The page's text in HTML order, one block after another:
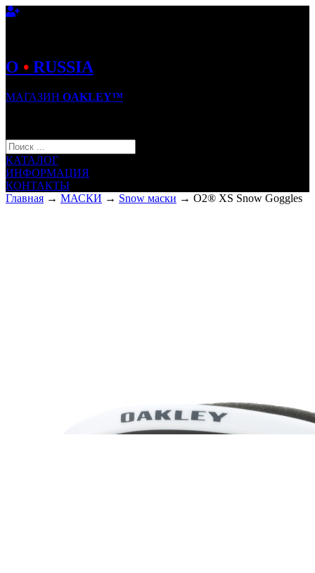
O • RUSSIA
МАГАЗИН OAKLEY™
КАТАЛОГ
ИНФОРМАЦИЯ
КОНТАКТЫ
Главная → МАСКИ → Snow маски → O2® XS Snow Goggles